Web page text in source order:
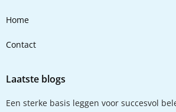
Home
Contact
Laatste blogs
Een sterke basis leggen voor succesvol